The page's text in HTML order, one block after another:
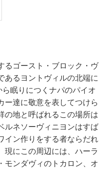
るゴースト・ブロック・ヴ
あるヨントヴィルの北端に
眠りにつくナパのパイオ
ー達に敬意を表してつけら
の地と呼ばれるこの場所は
ルネソーヴィニヨンはすば
イン作りをする者ならだれ
現にこの周辺には、ハーラ
モンダヴィのトカロン、オ